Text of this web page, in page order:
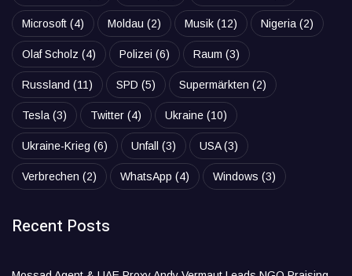
Microsoft (4) Moldau (2) Musik (12) Nigeria (2)
Olaf Scholz (4) Polizei (6) Raum (3)
Russland (11) SPD (5) Supermärkten (2)
Tesla (3) Twitter (4) Ukraine (10)
Ukraine-Krieg (6) Unfall (3) USA(3)
Verbrechen (2) WhatsApp (4) Windows (3)
Recent Posts